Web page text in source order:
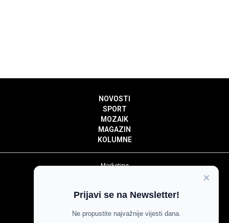
NOVOSTI
SPORT
MOZAIK
MAGAZIN
KOLUMNE
Marketing
Impressum
Pravila komentiranja
×
Prijavi se na Newsletter!
Ne propustite najvažnije vijesti dana.